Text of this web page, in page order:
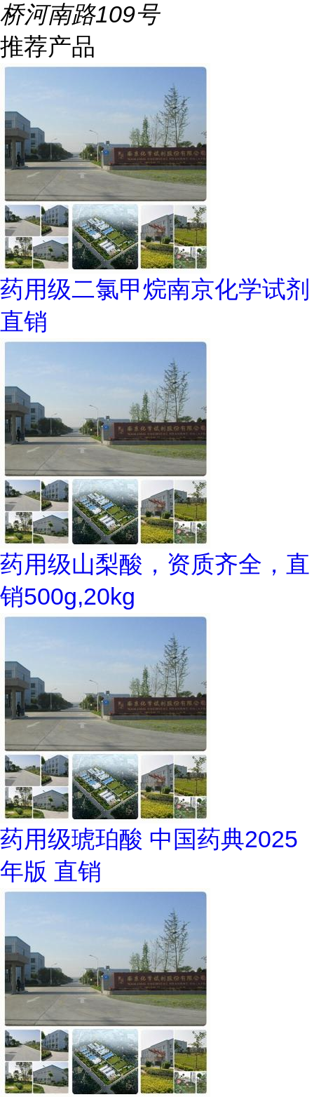
桥河南路109号
推荐产品
药用级二氯甲烷南京化学试剂
直销
药用级山梨酸，资质齐全，直
销500g,20kg
药用级琥珀酸 中国药典2025
年版 直销